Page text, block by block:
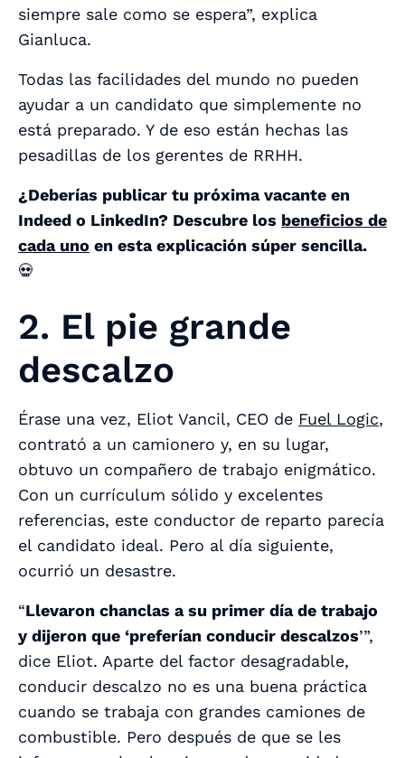
siempre sale como se espera”, explica
Gianluca.
Todas las facilidades del mundo no pueden
ayudar a un candidato que simplemente no
está preparado. Y de eso están hechas las
pesadillas de los gerentes de RRHH.
¿Deberías publicar tu próxima vacante en
Indeed o LinkedIn? Descubre los beneficios de
cada uno en esta explicación súper sencilla.
💀
2. El pie grande
descalzo
Érase una vez, Eliot Vancil, CEO de Fuel Logic,
contrató a un camionero y, en su lugar,
obtuvo un compañero de trabajo enigmático.
Con un currículum sólido y excelentes
referencias, este conductor de reparto parecía
el candidato ideal. Pero al día siguiente,
ocurrió un desastre.
“Llevaron chanclas a su primer día de trabajo
y dijeron que ‘preferían conducir descalzos’”,
dice Eliot. Aparte del factor desagradable,
conducir descalzo no es una buena práctica
cuando se trabaja con grandes camiones de
combustible. Pero después de que se les